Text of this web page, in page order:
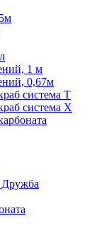
1 м
0,67м
система Т
система Х
Дружба